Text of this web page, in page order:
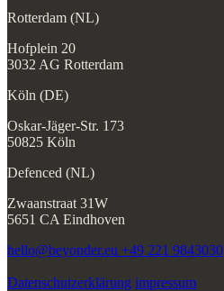
Rotterdam (NL)
Hofplein 20
3032 AG Rotterdam
Köln (DE)
Oskar-Jäger-Str. 173
50825 Köln
Defenced (NL)
Zwaanstraat 31W
5651 CA Eindhoven
hello@beyonder.eu +49 221 9843030
Datenschutzerklärung impressum